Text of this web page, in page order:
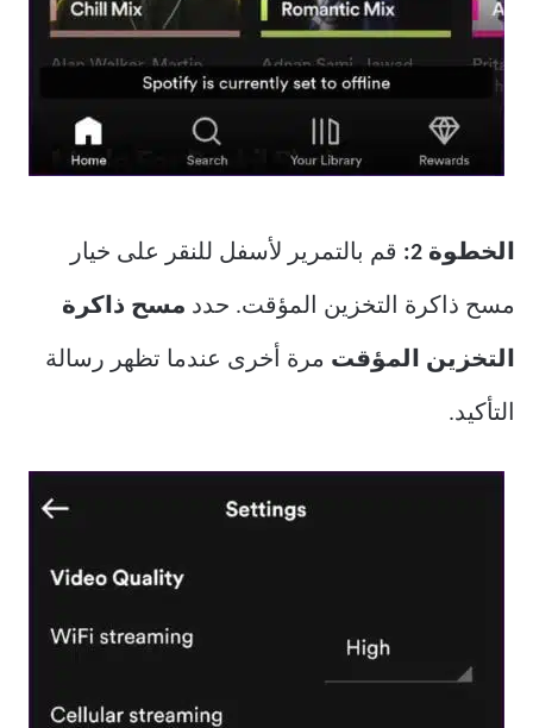
الخطوة 2: قم بالتمرير لأسفل للنقر على خيار
مسح ذاكرة التخزين المؤقت. حدد مسح ذاكرة
التخزين المؤقت مرة أخرى عندما تظهر رسالة
التأكيد.